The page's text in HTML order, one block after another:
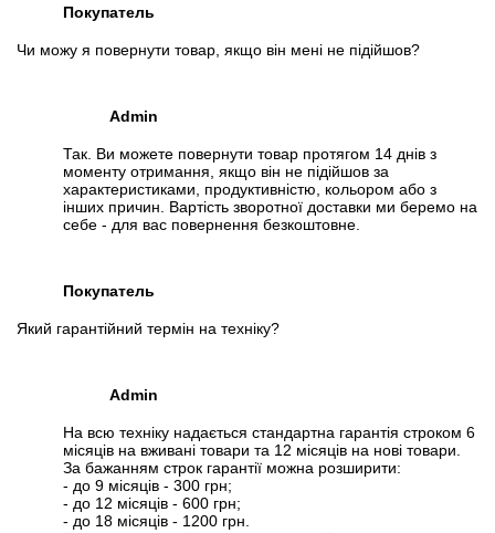
sort=grade&start=30
id142312/
http://torg.mail.ru/review/goods/cpu/intel-core-2-quad-q6600-
id77131/
Перейти в начало обьявления >>
Написать на Email
Покупатель
Чи можу я повернути товар, якщо він мені не підійшов?
Admin
Так. Ви можете повернути товар протягом 14 днів з
моменту отримання, якщо він не підійшов за
характеристиками, продуктивністю, кольором або з
інших причин. Вартість зворотної доставки ми беремо на
себе - для вас повернення безкоштовне.
Покупатель
Який гарантійний термін на техніку?
Admin
На всю техніку надається стандартна гарантія строком 6
місяців на вживані товари та 12 місяців на нові товари.
За бажанням строк гарантії можна розширити:
- до 9 місяців - 300 грн;
- до 12 місяців - 600 грн;
- до 18 місяців - 1200 грн.